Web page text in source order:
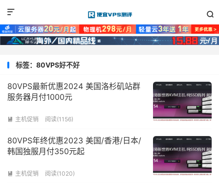


标签：80VPS好不好
80VPS最新优惠2024 美国洛杉矶站群
服务器月付1000元
 主机促销 阅读(1156)
80VPS年终优惠2023 美国/香港/日本/
韩国独服月付350元起
 主机促销 阅读(1020)